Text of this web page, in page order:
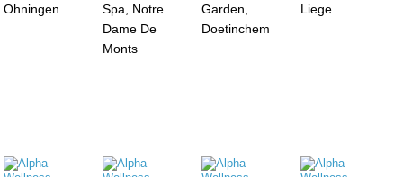
Ohningen
Spa, Notre
Dame De
Monts
Garden,
Doetinchem
Liege